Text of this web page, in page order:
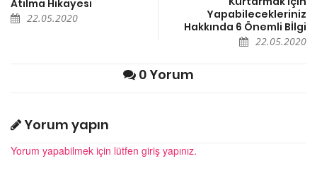
Atılma Hikayesi
22.05.2020
Yapabilecekleriniz
Hakkında 6 Önemli Bİlgi
22.05.2020
0 Yorum
Yorum yapın
Yorum yapabilmek için lütfen giriş yapınız.